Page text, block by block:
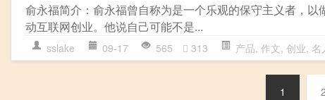
俞永福简介：俞永福曾自称为是一个乐观的保守主义者，
动互联网创业。他说自己可能不是...
sslake 09-17 565 313 产品, 作文, 创业, 名
1 2